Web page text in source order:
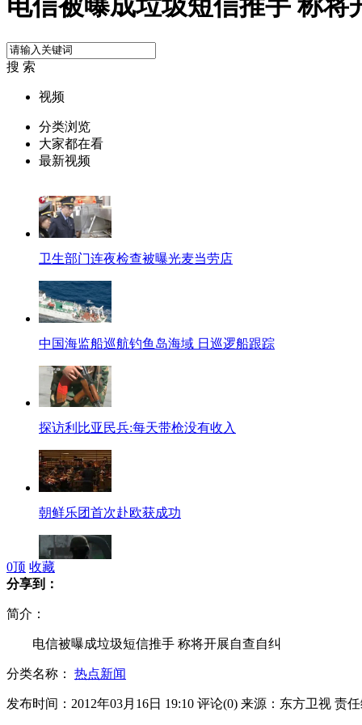
电信被曝成垃圾短信推手 称将
搜 索
视频
分类浏览
大家都在看
最新视频
卫生部门连夜检查被曝光麦当劳店
中国海监船巡航钓鱼岛海域 日巡逻船跟踪
探访利比亚民兵:每天带枪没有收入
朝鲜乐团首次赴欧获成功
美军崭新全球鹰战机因价高将退役
0顶 收藏
分享到：
简介：
电信被曝成垃圾短信推手 称将开展自查自纠
分类名称： 热点新闻
发布时间：2012年03月16日 19:10 评论(0) 来源：东方卫视 责